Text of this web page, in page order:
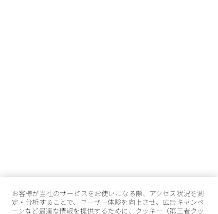
お客様が当社のサービスをお使いになる際、アクセス状況を測
定・分析することで、ユーザー体験を向上させ、広告キャンペ
ーンなど最適な情報を提供するために、クッキー（第三者クッ